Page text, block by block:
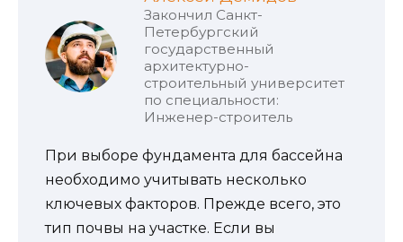
Закончил Санкт-
Петербургский
государственный
архитектурно-
строительный университет
по специальности:
Инженер-строитель
При выборе фундамента для бассейна
необходимо учитывать несколько
ключевых факторов. Прежде всего, это
тип почвы на участке. Если вы